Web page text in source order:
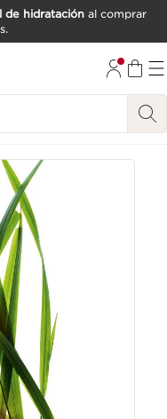
de hidrataciónal comprar